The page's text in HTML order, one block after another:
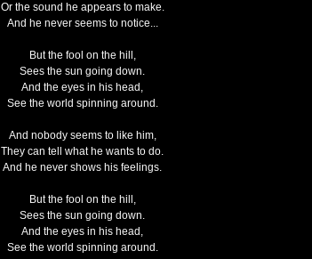
Or the sound he appears to make.
And he never seems to notice...
But the fool on the hill,
Sees the sun going down.
And the eyes in his head,
See the world spinning around.
And nobody seems to like him,
They can tell what he wants to do.
And he never shows his feelings.
But the fool on the hill,
Sees the sun going down.
And the eyes in his head,
See the world spinning around.